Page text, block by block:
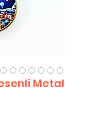
Metal